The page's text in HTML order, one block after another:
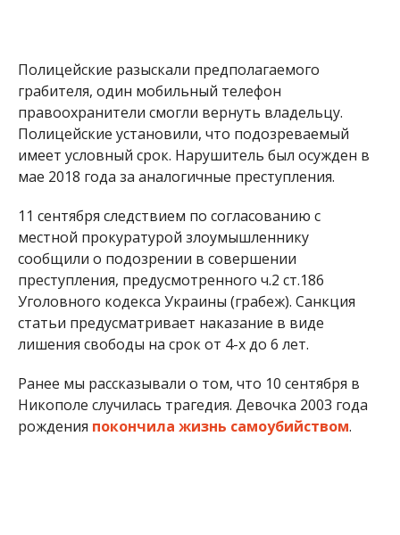
статьи предусматривает наказание в виде
лишения свободы на срок от 4-х до 6 лет.
Ранее мы рассказывали о том, что 10 сентября в
Никополе случилась трагедия. Девочка 2003 года
рожденияпокончила жизнь самоубийством